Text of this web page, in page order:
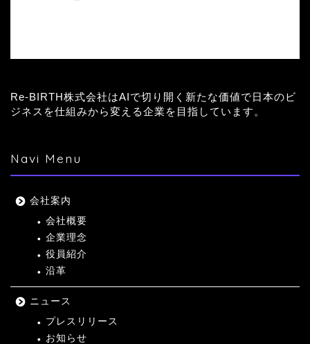
Re-BIRTH株式会社はAIで切り開く新たな価値で日本のビ
ジネスを仕組みから変える企業を目指しています。
Navi Menu
会社案内
会社概要
企業理念
役員紹介
沿革
ニュース
プレスリリース
お知らせ